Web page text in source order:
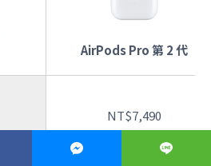
AirPods Pro 第 2 代
NT$7,490